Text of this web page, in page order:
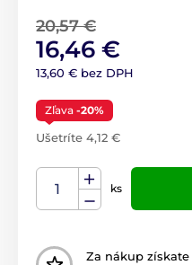
20,57 €
16,46 €
13,60 € bez DPH
Zľava -20%
Ušetríte 4,12 €
ks
Za nákup získate